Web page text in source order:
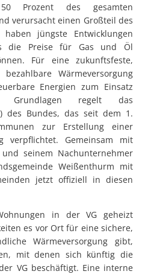
Prozent des gesamten
verursacht einen Großteil des
haben jüngste Entwicklungen
die Preise für Gas und Öl
Für eine zukunftsfeste,
Wärmeversorgung
Energien zum Einsatz
Grundlagen regelt das
des Bundes, das seit dem 1.
zur Erstellung einer
verpflichtet. Gemeinsam mit
seinem Nachunternehmer
Weißenthurm mit
jetzt offiziell in diesen
in der VG geheizt
es vor Ort für eine sichere,
Wärmeversorgung gibt,
mit denen sich künftig die
VG beschäftigt. Eine interne